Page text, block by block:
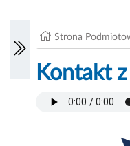
Strona
Kontakt